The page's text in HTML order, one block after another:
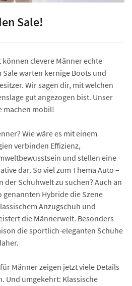
Sale!
clevere Männer echte
warten kernige Boots und
Wir sagen dir, mit welchen
gut angezogen bist. Unser
machen mobil!
Wie wäre es mit einem
verbinden Effizienz,
und stellen eine
dar. So viel zum Thema Auto –
der Schuhwelt zu suchen? Auch an
genannten Hybride die Szene
Anzugschuh und
die Männerwelt. Besonders
die sportlich-eleganten Schuhe
Männer zeigen jetzt viele Details
Und umgekehrt: Klassische